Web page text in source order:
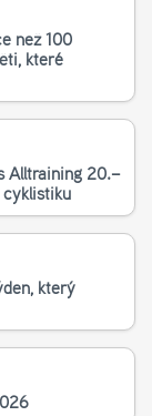
než 100
které
Alltraining 20.–
cyklistiku
který